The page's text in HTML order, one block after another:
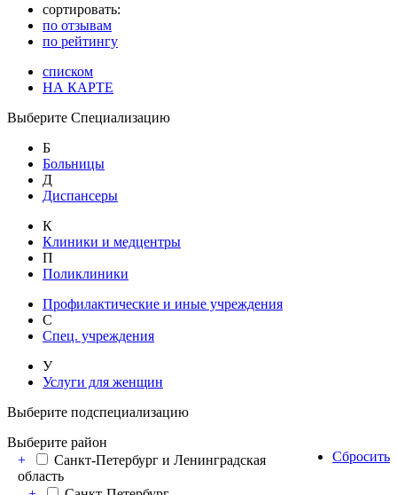
сортировать:
по отзывам
по рейтингу
списком
НА КАРТЕ
Выберите Специализацию
Б
Больницы
Д
Диспансеры
К
Клиники и медцентры
П
Поликлиники
Профилактические и иные учреждения
С
Спец. учреждения
У
Услуги для женщин
Выберите подспециализацию
Сбросить
Выберите район
+
Санкт-Петербург и Ленинградская
область